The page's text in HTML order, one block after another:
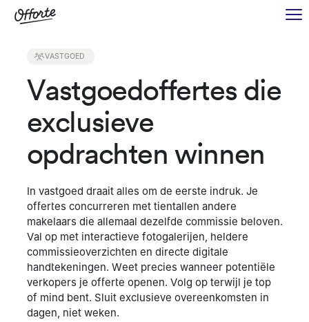
VASTGOED
Vastgoedoffertes die
exclusieve
opdrachten winnen
In vastgoed draait alles om de eerste indruk. Je
offertes concurreren met tientallen andere
makelaars die allemaal dezelfde commissie beloven.
Val op met interactieve fotogalerijen, heldere
commissieoverzichten en directe digitale
handtekeningen. Weet precies wanneer potentiële
verkopers je offerte openen. Volg op terwijl je top
of mind bent. Sluit exclusieve overeenkomsten in
dagen, niet weken.